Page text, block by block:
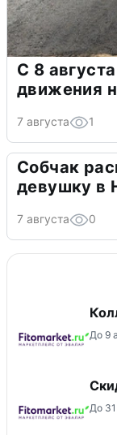
С 8
движения
7 августа 1
Собчак
девушку в
7 августа 0
До 9
До